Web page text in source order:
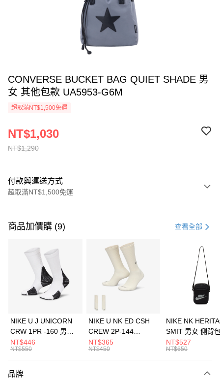
CONVERSE BUCKET BAG QUIET SHADE 男
女 其他包款 UA5953-G6M
超取滿NT$1,500免運
NT$1,290
NT$1,030
付款與運送方式
超取滿NT$1,500免運
信用卡一次付款
3 期 0 利率 每期 21家銀行
合作金庫商業銀行
第一商業銀行
華南商業銀行
彰化商業銀行
上海商業儲蓄銀行
元大商業銀行
台灣樂天信用卡公司
Apple Pay
全盈+PAY
AFTEE先享後付
【關於「AFTEE先享後付」】
商品加價購 (9) 查看全部
NIKE U J UNICORN
CRW 1PR -160 男女
中統襪 FZ3393100
NT$446
NT$550
NIKE U NK ED CSH
CREW 2P-144
EMBRDY 男女 短統襪
FZ3073133
NT$365
NT$450
NIKE NK
SMIT 男女 側背
BA5871010
NT$527
NT$650
品牌